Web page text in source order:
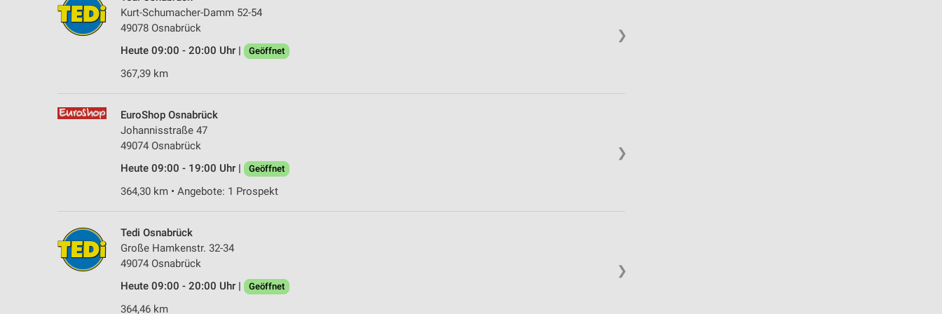
❯
Kurt-Schumacher-Damm 52-54
49078 Osnabrück
Heute 09:00 - 20:00 Uhr |
Geöffnet
367,39 km
❯
EuroShop Osnabrück
Johannisstraße 47
49074 Osnabrück
Heute 09:00 - 19:00 Uhr |
Geöffnet
364,30 km • Angebote: 1 Prospekt
❯
Tedi Osnabrück
Große Hamkenstr. 32-34
49074 Osnabrück
Heute 09:00 - 20:00 Uhr |
Geöffnet
364,46 km